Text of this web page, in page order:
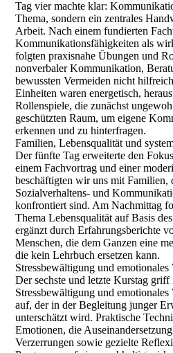
Tag vier machte klar:
Thema, sondern ein zentrales
Arbeit. Nach einem fundierten
Kommunikationsfähigkeiten als
folgten praxisnahe Übungen und
nonverbaler Kommunikation,
bewussten Vermeiden nicht
Einheiten waren energetisch,
Rollenspiele, die zunächst
geschützten Raum, um eigene
erkennen und zu hinterfragen.
Familien, Lebensqualität und
Der fünfte Tag erweiterte den
einem Fachvortrag und einer
beschäftigten wir uns mit Familien,
Sozialverhaltens- und
konfrontiert sind. Am Nachmittag
Thema Lebensqualität auf Basis
ergänzt durch Erfahrungsberichte
Menschen, die dem Ganzen eine
die kein Lehrbuch ersetzen kann.
Stressbewältigung und
Der sechste und letzte Kurstag griff
Stressbewältigung und
auf, der in der Begleitung junger
unterschätzt wird. Praktische
Emotionen, die
Verzerrungen sowie gezielte